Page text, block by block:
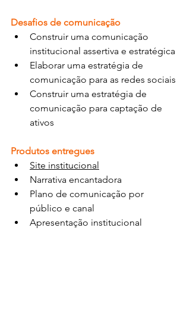
Desafios de comunicação
Construir uma comunicação
institucional assertiva e estratégica
Elaborar uma estratégia de
comunicação para as redes sociais
Construir uma estratégia de
comunicação para captação de
ativos
Produtos entregues
Site institucional
Narrativa encantadora
Plano de comunicação por
público e canal
Apresentação institucional